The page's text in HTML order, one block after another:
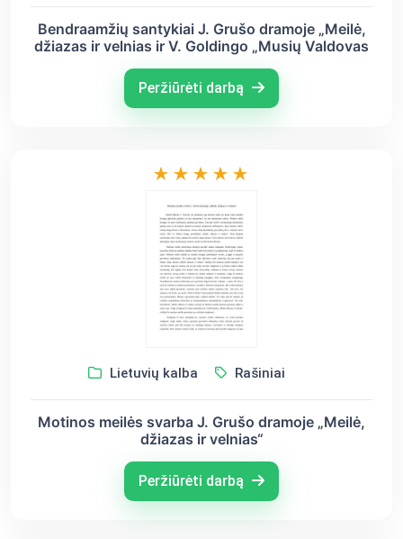
Bendraamžių santykiai J. Grušo dramoje „Meilė,
džiazas ir velnias ir V. Goldingo „Musių Valdovas
Peržiūrėti darbą
Lietuvių kalba Rašiniai
Motinos meilės svarba J. Grušo dramoje „Meilė,
džiazas ir velnias“
Peržiūrėti darbą